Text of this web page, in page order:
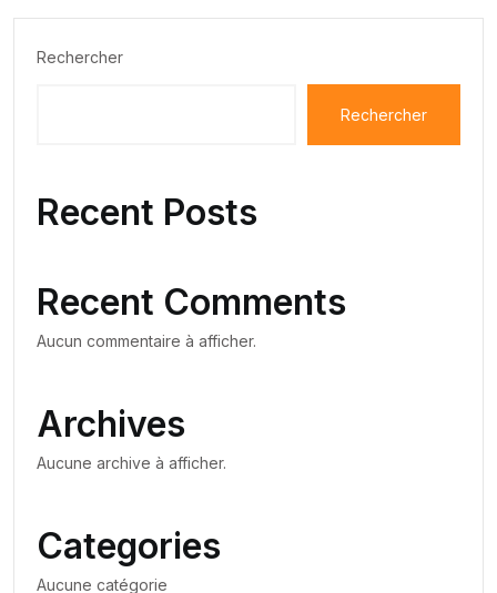
Rechercher
Rechercher
Recent Posts
Recent Comments
Aucun commentaire à afficher.
Archives
Aucune archive à afficher.
Categories
Aucune catégorie